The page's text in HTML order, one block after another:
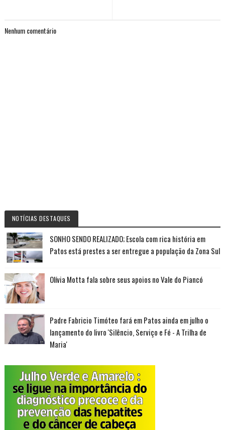
Nenhum comentário
NOTÍCIAS DESTAQUES
SONHO SENDO REALIZADO; Escola com rica história em
Patos está prestes a ser entregue a população da Zona Sul
Olívia Motta fala sobre seus apoios no Vale do Piancó
Padre Fabricio Timóteo fará em Patos ainda em julho o
lançamento do livro 'Silêncio, Serviço e Fé - A Trilha de
Maria'